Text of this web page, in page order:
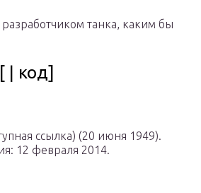
танка, каким бы
| код]
ссылка) (20 июня 1949).
12 февраля 2014.